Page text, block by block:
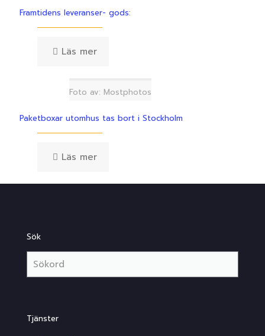
Framtidens leveranser- gods:
Läs mer
Foto av: Mostphotos
Paketboxar utomhus tas bort i Stockholm
Läs mer
Sök
Tjänster